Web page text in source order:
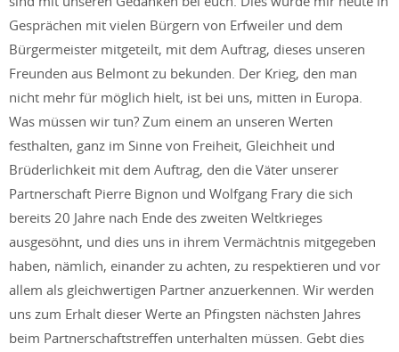
Gesprächen mit vielen Bürgern von Erfweiler und dem
Bürgermeister mitgeteilt, mit dem Auftrag, dieses unseren
Freunden aus Belmont zu bekunden. Der Krieg, den man
nicht mehr für möglich hielt, ist bei uns, mitten in Europa.
Was müssen wir tun? Zum einem an unseren Werten
festhalten, ganz im Sinne von Freiheit, Gleichheit und
Brüderlichkeit mit dem Auftrag, den die Väter unserer
Partnerschaft Pierre Bignon und Wolfgang Frary die sich
bereits 20 Jahre nach Ende des zweiten Weltkrieges
ausgesöhnt, und dies uns in ihrem Vermächtnis mitgegeben
haben, nämlich, einander zu achten, zu respektieren und vor
allem als gleichwertigen Partner anzuerkennen. Wir werden
uns zum Erhalt dieser Werte an Pfingsten nächsten Jahres
beim Partnerschaftstreffen unterhalten müssen. Gebt dies